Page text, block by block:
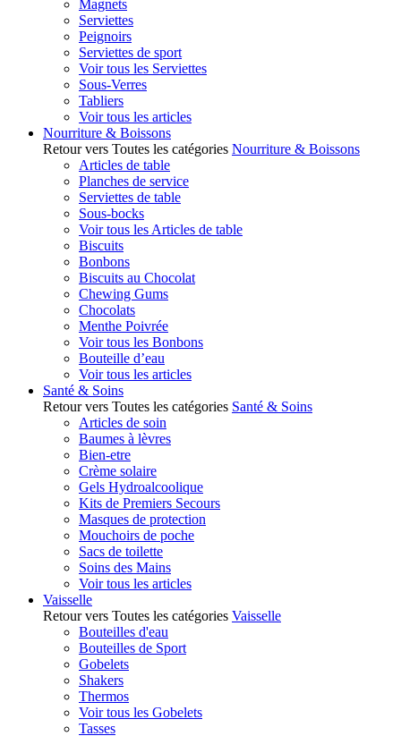
Magnets
Serviettes
Peignoirs
Serviettes de sport
Voir tous les Serviettes
Sous-Verres
Tabliers
Voir tous les articles
Nourriture & Boissons
Retour vers Toutes les catégories Nourriture & Boissons
Articles de table
Planches de service
Serviettes de table
Sous-bocks
Voir tous les Articles de table
Biscuits
Bonbons
Biscuits au Chocolat
Chewing Gums
Chocolats
Menthe Poivrée
Voir tous les Bonbons
Bouteille d’eau
Voir tous les articles
Santé & Soins
Retour vers Toutes les catégories Santé & Soins
Articles de soin
Baumes à lèvres
Bien-etre
Crème solaire
Gels Hydroalcoolique
Kits de Premiers Secours
Masques de protection
Mouchoirs de poche
Sacs de toilette
Soins des Mains
Voir tous les articles
Vaisselle
Retour vers Toutes les catégories Vaisselle
Bouteilles d'eau
Bouteilles de Sport
Gobelets
Shakers
Thermos
Voir tous les Gobelets
Tasses